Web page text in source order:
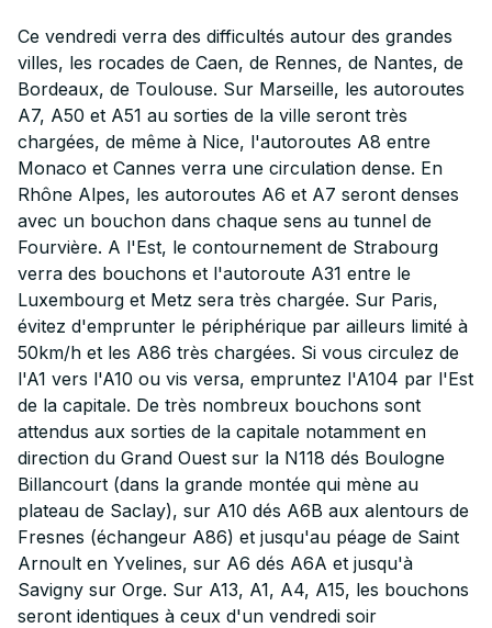
Ce vendredi verra des difficultés autour des grandes
villes, les rocades de Caen, de Rennes, de Nantes, de
Bordeaux, de Toulouse. Sur Marseille, les autoroutes
A7, A50 et A51 au sorties de la ville seront très
chargées, de même à Nice, l'autoroutes A8 entre
Monaco et Cannes verra une circulation dense. En
Rhône Alpes, les autoroutes A6 et A7 seront denses
avec un bouchon dans chaque sens au tunnel de
Fourvière. A l'Est, le contournement de Strabourg
verra des bouchons et l'autoroute A31 entre le
Luxembourg et Metz sera très chargée. Sur Paris,
évitez d'emprunter le périphérique par ailleurs limité à
50km/h et les A86 très chargées. Si vous circulez de
l'A1 vers l'A10 ou vis versa, empruntez l'A104 par l'Est
de la capitale. De très nombreux bouchons sont
attendus aux sorties de la capitale notamment en
direction du Grand Ouest sur la N118 dés Boulogne
Billancourt (dans la grande montée qui mène au
plateau de Saclay), sur A10 dés A6B aux alentours de
Fresnes (échangeur A86) et jusqu'au péage de Saint
Arnoult en Yvelines, sur A6 dés A6A et jusqu'à
Savigny sur Orge. Sur A13, A1, A4, A15, les bouchons
seront identiques à ceux d'un vendredi soir